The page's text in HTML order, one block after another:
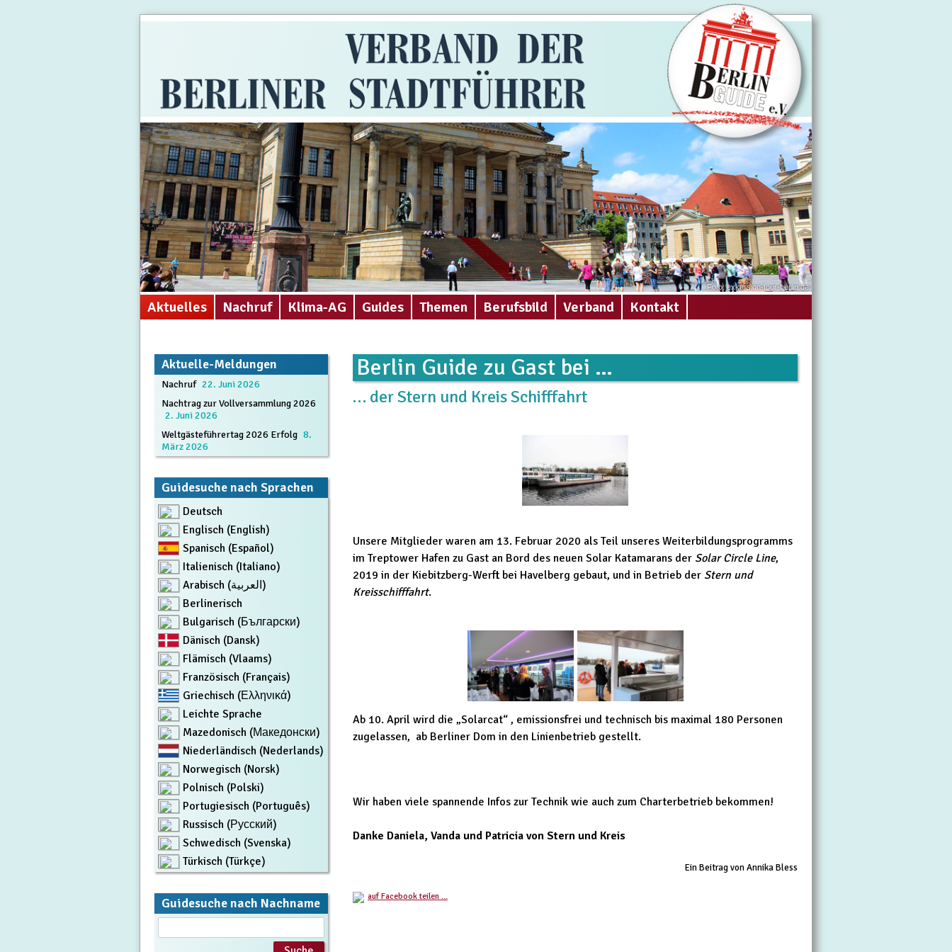
Foto: exkursion-tour-berlin.de
Aktuelles Nachruf Klima-AG Guides Themen Berufsbild Verband Kontakt
Berlin Guide zu Gast bei …
… der Stern und Kreis Schifffahrt
Unsere Mitglieder waren am 13. Februar 2020 als Teil unseres Weiterbildungsprogramms
im Treptower Hafen zu Gast an Bord des neuen Solar Katamarans der Solar Circle Line,
2019 in der Kiebitzberg-Werft bei Havelberg gebaut, und in Betrieb der Stern und
Kreisschifffahrt.
Ab 10. April wird die „Solarcat“ , emissionsfrei und technisch bis maximal 180 Personen
zugelassen, ab Berliner Dom in den Linienbetrieb gestellt.
Wir haben viele spannende Infos zur Technik wie auch zum Charterbetrieb bekommen!
Danke Daniela, Vanda und Patricia von Stern und Kreis
Ein Beitrag von Annika Bless
auf Facebook teilen ...
Aktuelle-Meldungen
Nachruf 22. Juni 2026
Nachtrag zur Vollversammlung 2026
2. Juni 2026
Weltgästeführertag 2026 Erfolg 8.
März 2026
Guidesuche nach Sprachen
Deutsch
Englisch (English)
Spanisch (Español)
Italienisch (Italiano)
Arabisch (العربية)
Berlinerisch
Bulgarisch (Български)
Dänisch (Dansk)
Flämisch (Vlaams)
Französisch (Français)
Griechisch (Ελληνικά)
Leichte Sprache
Mazedonisch (Македонски)
Niederländisch (Nederlands)
Norwegisch (Norsk)
Polnisch (Polski)
Portugiesisch (Português)
Russisch (Русский)
Schwedisch (Svenska)
Türkisch (Türkçe)
Guidesuche nach Nachname